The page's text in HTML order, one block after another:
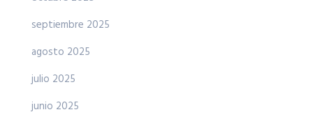
septiembre 2025
agosto 2025
julio 2025
junio 2025